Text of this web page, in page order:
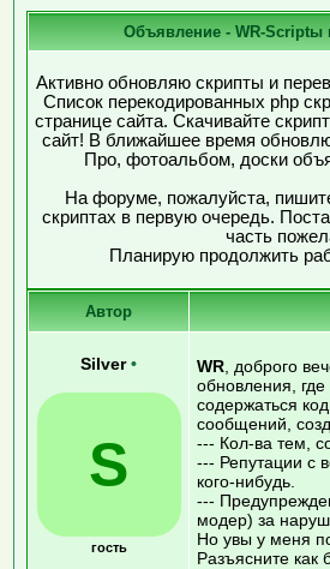
Объявление - WR-Scriptы
Активно обновляю скрипты и
Список перекодированных php
странице сайта. Скачивайте
сайт! В ближайшее время
Про, фотоальбом, доски
На форуме, пожалуйста,
скриптах в первую очередь.
часть
Планирую продолжить
Автор
Silver •
S
гость
WR , доброго
обновления,
содержаться
сообщений,
--- Кол-ва тем,
--- Репутации с
кого-нибудь.
---
модер) за
Но увы у меня
Разъясните как